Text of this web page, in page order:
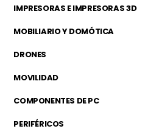
IMPRESORAS E IMPRESORAS 3D
MOBILIARIO Y DOMÓTICA
DRONES
MOVILIDAD
COMPONENTES DE PC
PERIFÉRICOS